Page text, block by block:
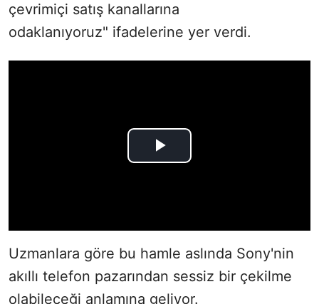
çevrimiçi satış kanallarına
odaklanıyoruz" ifadelerine yer verdi.
Uzmanlara göre bu hamle aslında Sony'nin
akıllı telefon pazarından sessiz bir çekilme
olabileceği anlamına geliyor.